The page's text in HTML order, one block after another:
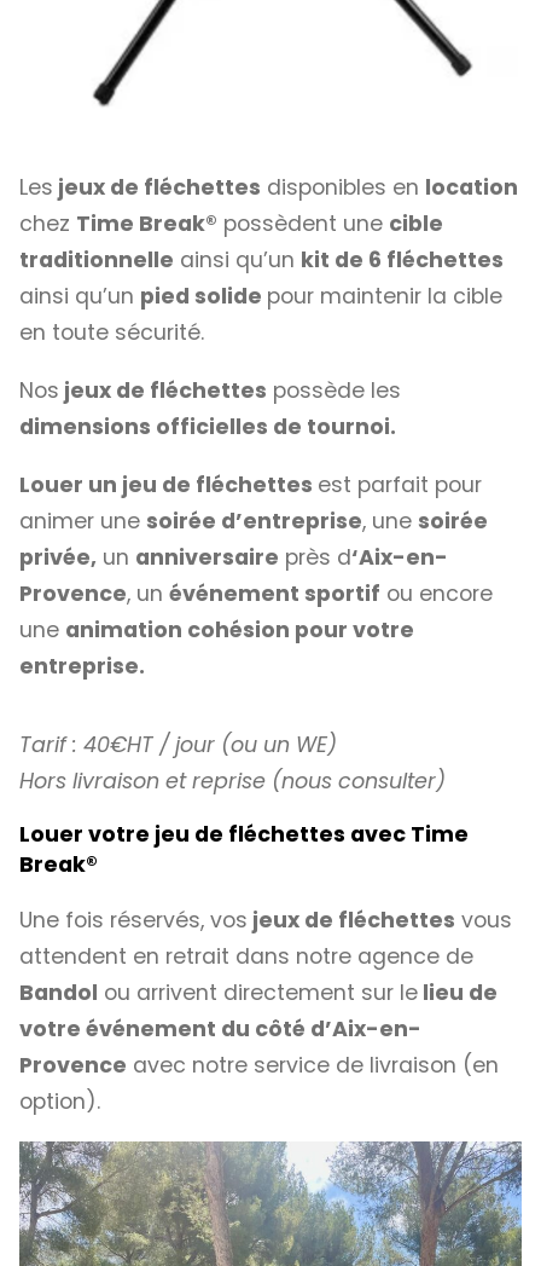
Les jeux de fléchettes disponibles en location
chez Time Break® possèdent une cible
traditionnelle ainsi qu’un kit de 6 fléchettes
ainsi qu’un pied solide pour maintenir la cible
en toute sécurité.
Nos jeux de fléchettes possède les
dimensions officielles de tournoi.
Louer un jeu de fléchettes est parfait pour
animer une soirée d’entreprise, une soirée
privée, un anniversaire près d‘Aix-en-
Provence, un événement sportif ou encore
une animation cohésion pour votre
entreprise.
Tarif : 40€HT / jour (ou un WE)
Hors livraison et reprise (nous consulter)
Louer votre jeu de fléchettes avec Time
Break®
Une fois réservés, vos jeux de fléchettes vous
attendent en retrait dans notre agence de
Bandol ou arrivent directement sur le lieu de
votre événement du côté d’Aix-en-
Provence avec notre service de livraison (en
option).